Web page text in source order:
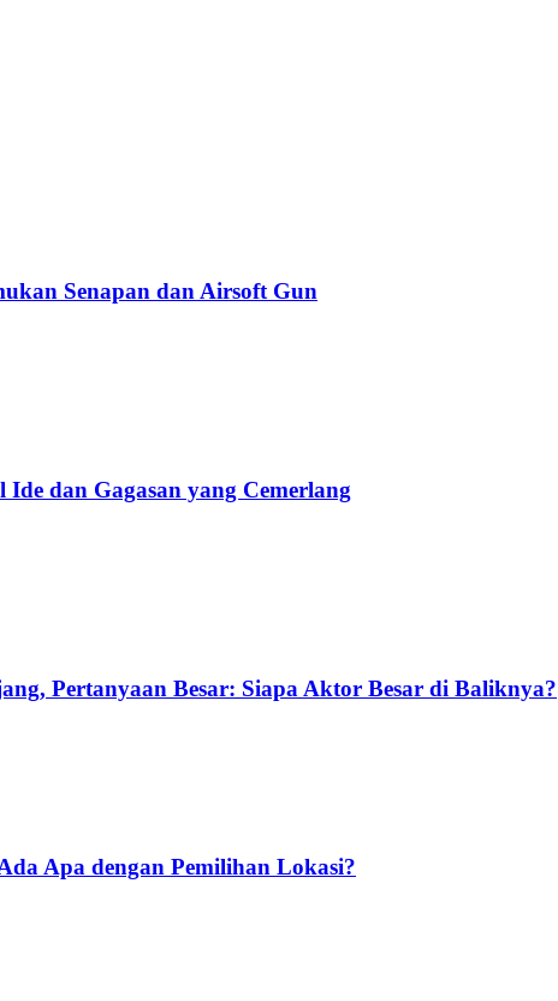
Senapan dan Airsoft Gun
dan Gagasan yang Cemerlang
Pertanyaan Besar: Siapa Aktor Besar di Baliknya?
Apa dengan Pemilihan Lokasi?